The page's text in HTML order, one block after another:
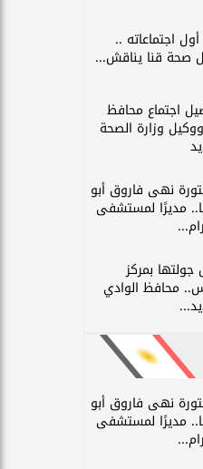
اجتماعاته ..
صحة قنا يناقش...
اجتماع محافظ
وزارة الصحة
نهى فاروق أبو
مديرًا لمستشفى
جولتها بمركز
محافظ الوادي
نهى فاروق أبو
مديرًا لمستشفى